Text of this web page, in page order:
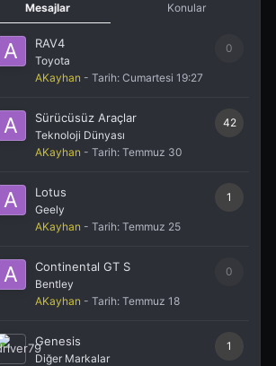
Mesajlar Konular
0
RAV4
Toyota
AKayhan - Tarih: Cumartesi 19:27
42
Sürücüsüz Araçlar
Teknoloji Dünyası
AKayhan - Tarih: Temmuz 30
1
Lotus
Geely
AKayhan - Tarih: Temmuz 25
0
Continental GT S
Bentley
AKayhan - Tarih: Temmuz 18
1
Genesis
Diğer Markalar